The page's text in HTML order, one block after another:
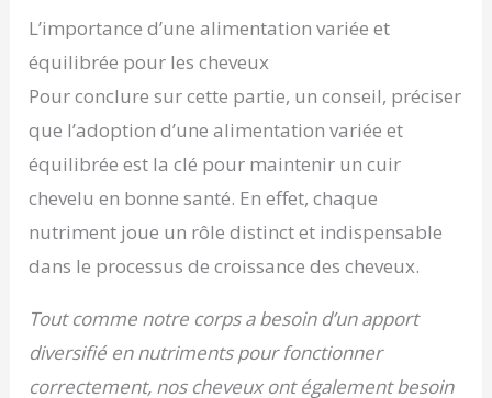
L’importance d’une alimentation variée et
équilibrée pour les cheveux
Pour conclure sur cette partie, un conseil, préciser
que l’adoption d’une alimentation variée et
équilibrée est la clé pour maintenir un cuir
chevelu en bonne santé. En effet, chaque
nutriment joue un rôle distinct et indispensable
dans le processus de croissance des cheveux.
Tout comme notre corps a besoin d’un apport
diversifié en nutriments pour fonctionner
correctement, nos cheveux ont également besoin